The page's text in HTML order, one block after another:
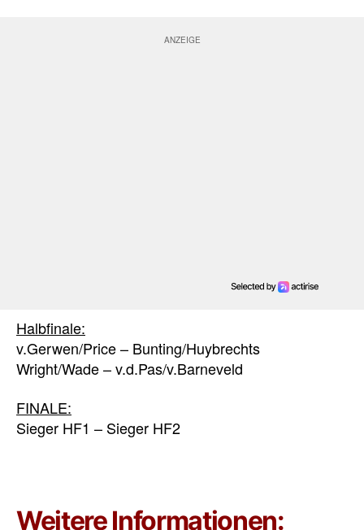
Halbfinale:
v.Gerwen/Price – Bunting/Huybrechts
Wright/Wade – v.d.Pas/v.Barneveld
FINALE:
Sieger HF1 – Sieger HF2
Weitere Informationen: